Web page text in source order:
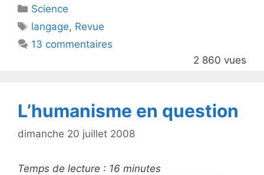
er e
b
o
Catégories
Science
Étiquettes
langage, Revue
13 commentaires
2 860 vues
L’humanisme en question
dimanche 20 juillet 2008
Temps de lecture : 16 minutes